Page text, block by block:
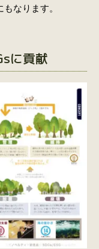
なります。
に貢献